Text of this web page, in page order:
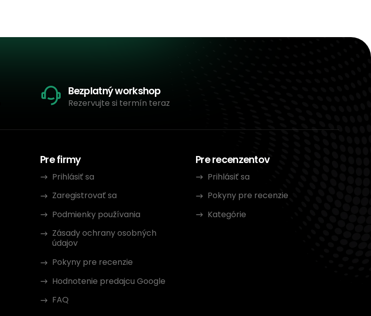
Bezplatný workshop
Rezervujte si termín teraz
Pre firmy
Prihlásiť sa
Zaregistrovať sa
Podmienky používania
Zásady ochrany osobných
údajov
Pokyny pre recenzie
Hodnotenie predajcu Google
FAQ
Pre recenzentov
Prihlásiť sa
Pokyny pre recenzie
Kategórie